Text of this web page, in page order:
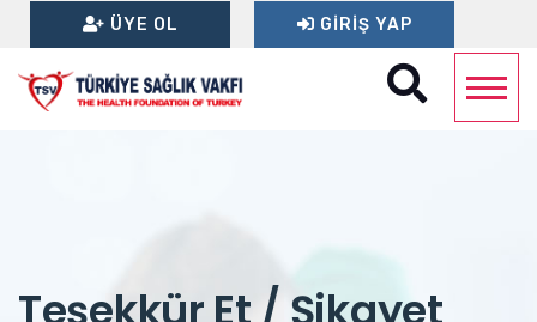
ÜYE OL GIRIŞ YAP